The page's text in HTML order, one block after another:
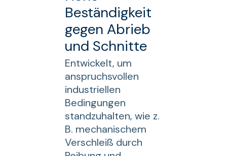
Beständigkeit
gegen Abrieb
und Schnitte
Entwickelt, um
anspruchsvollen
industriellen
Bedingungen
standzuhalten, wie z.
B. mechanischem
Verschleiß durch